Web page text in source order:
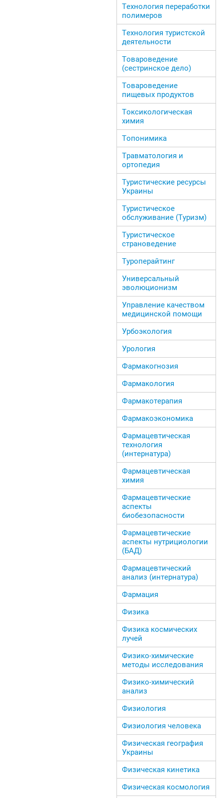
Технология переработки
полимеров
Технология туристской
деятельности
Товароведение
(сестринское дело)
Товароведение
пищевых продуктов
Токсикологическая
химия
Топонимика
Травматология и
ортопедия
Туристические ресурсы
Украины
Туристическое
обслуживание (Туризм)
Туристическое
страноведение
Туроперайтинг
Универсальный
эволюционизм
Управление качеством
медицинской помощи
Урбоэкология
Урология
Фармакогнозия
Фармакология
Фармакотерапия
Фармакоэкономика
Фармацевтическая
технология
(интернатура)
Фармацевтическая
химия
Фармацевтические
аспекты
биобезопасности
Фармацевтические
аспекты нутрициологии
(БАД)
Фармацевтический
анализ (интернатура)
Фармация
Физика
Физика космических
лучей
Физико-химические
методы исследования
Физико-химический
анализ
Физиология
Физиология человека
Физическая география
Украины
Физическая кинетика
Физическая космология